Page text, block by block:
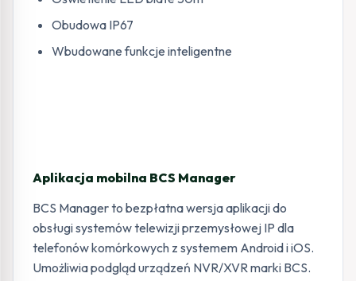
Obudowa IP67
Wbudowane funkcje inteligentne
Aplikacja mobilna BCS Manager
BCS Manager to bezpłatna wersja aplikacji do
obsługi systemów telewizji przemysłowej IP dla
telefonów komórkowych z systemem Android i iOS.
Umożliwia podgląd urządzeń NVR/XVR marki BCS.